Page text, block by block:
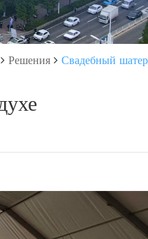
Решения Свадебный шатер